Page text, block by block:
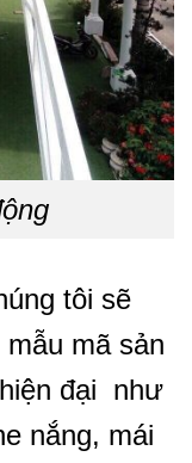
tôi sẽ
mã sản
đại như
nắng, mái